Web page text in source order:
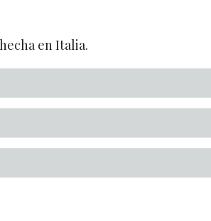
en Italia.